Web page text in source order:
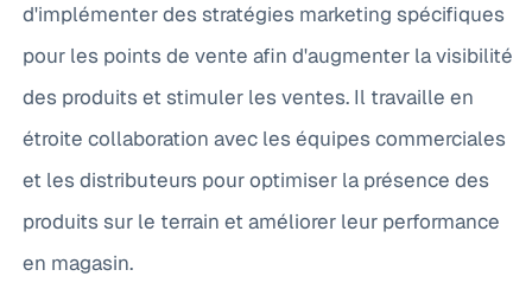
d'implémenter des stratégies marketing spécifiques
pour les points de vente afin d'augmenter la visibilité
des produits et stimuler les ventes. Il travaille en
étroite collaboration avec les équipes commerciales
et les distributeurs pour optimiser la présence des
produits sur le terrain et améliorer leur performance
en magasin.